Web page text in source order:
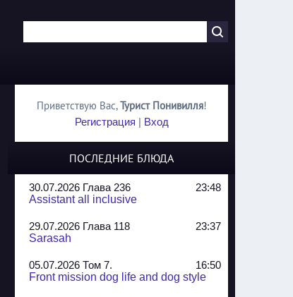
Приветствую Вас,Турист Понивилля!
Регистрация | Вход
ПОСЛЕДНИЕ БЛЮДА
30.07.2026 Глава 236
23:48
Assistant all inclusive
29.07.2026 Глава 118
23:37
Sarasah
05.07.2026 Том 7.
16:50
Front mission dog life and dog style